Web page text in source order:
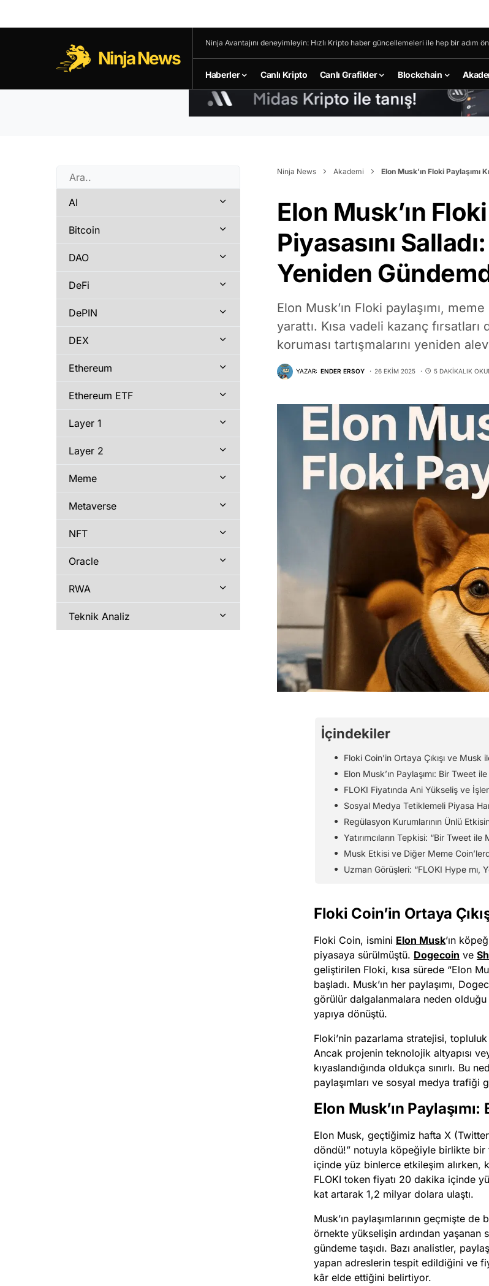
Ninja News
Ninja Avantajını deneyimleyin: Hızlı Kripto haber güncellemeleri ile hep bir adım
Haberler Canlı Kripto Canlı Grafikler Blockchain
Ninja News Akademi Elon Musk’ın Floki
Elon Musk’ın
Piyasasını
Yeniden
Elon Musk’ın Floki paylaşımı,
yarattı. Kısa vadeli kazanç
koruması tartışmalarını yeniden
YAZAR: ENDER ERSOY 26 EKIM 2025 5 DAKIKALIK
İçindekiler
Floki Coin’in Ortaya Çıkışı ve Musk
Elon Musk’ın Paylaşımı: Bir Tweet
FLOKI Fiyatında Ani Yükseliş ve
Sosyal Medya Tetiklemeli Piyasa
Regülasyon Kurumlarının Ünlü
Yatırımcıların Tepkisi: “Bir Tweet
Musk Etkisi ve Diğer Meme
Uzman Görüşleri: “FLOKI Hype mı,
Floki Coin’in Ortaya
Floki Coin, ismini Elon Musk’ın
piyasaya sürülmüştü. Dogecoin ve
geliştirilen Floki, kısa sürede “Elon
başladı. Musk’ın her paylaşımı,
görülür dalgalanmalara neden
yapıya dönüştü.
Floki’nin pazarlama stratejisi,
Ancak projenin teknolojik altyapısı
kıyaslandığında oldukça sınırlı. Bu
paylaşımları ve sosyal medya
Elon Musk’ın
Elon Musk, geçtiğimiz hafta X
döndü!” notuyla köpeğiyle birlikte bir
içinde yüz binlerce etkileşim alırken,
FLOKI token fiyatı 20 dakika içinde
kat artarak 1,2 milyar dolara ulaştı.
Musk’ın paylaşımlarının geçmişte
örnekte yükselişin ardından yaşanan
gündeme taşıdı. Bazı analistler,
yapan adreslerin tespit edildiğini ve
kâr elde ettiğini belirtiyor.
AI
Bitcoin
DAO
DeFi
DePIN
DEX
Ethereum
Ethereum ETF
Layer 1
Layer 2
Meme
Metaverse
NFT
Oracle
RWA
Teknik Analiz